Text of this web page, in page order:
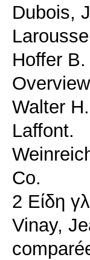
Dubois,
Hoffer
Walter
Laffont.
Co.
2 Είδη
Vinay,